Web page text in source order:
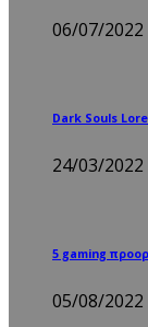
06/07/2022
Dark Souls
24/03/2022
5 gaming
05/08/2022